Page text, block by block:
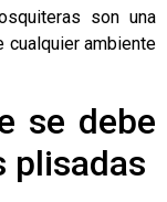
son una
cualquier ambiente
se debe
plisadas